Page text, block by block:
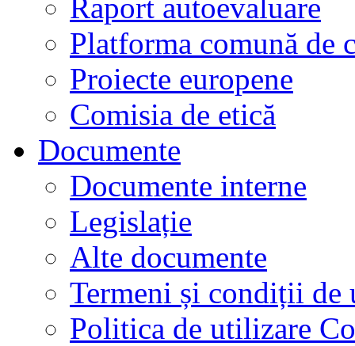
Raport autoevaluare
Platforma comună de
Proiecte europene
Comisia de etică
Documente
Documente interne
Legislație
Alte documente
Termeni și condiții de
Politica de utilizare